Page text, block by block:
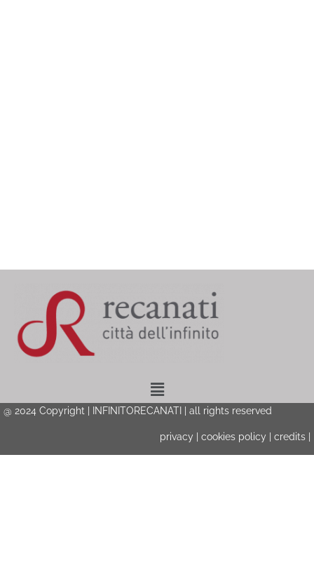
Menu
@ 2024 Copyright | INFINITORECANATI | all rights reserved
privacy cookies policy credits